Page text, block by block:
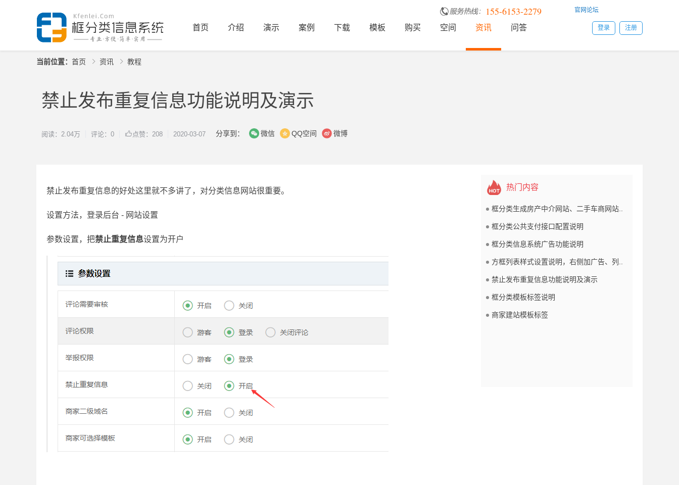
首页 介绍 演示 案例 下载 模板 购买 空间 资讯 问答 登录 注册
155-6153-2279 官网论坛
当前位置： 首页 资讯 教程
禁止发布重复信息功能说明及演示
阅读：2.04万 评论：0 点赞：208 2020-03-07 分享到： 微信 QQ空间 微博
禁止发布重复信息的好处这里就不多讲了，对分类信息网站很重要。
设置方法，登录后台 - 网站设置
参数设置，把禁止重复信息设置为开户
热门内容
框分类生成房产中介网站、二手车商网站..
框分类公共支付接口配置说明
框分类信息系统广告功能说明
方框列表样式设置说明，右侧加广告、列..
禁止发布重复信息功能说明及演示
框分类模板标签说明
商家建站模板标签